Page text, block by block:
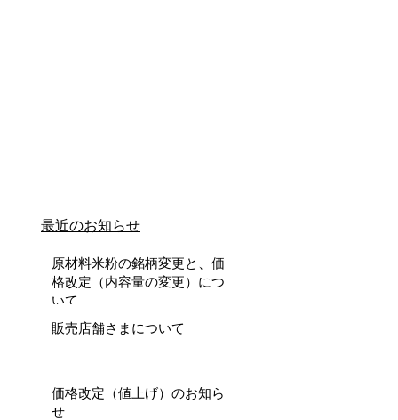
​最近のお知らせ
原材料米粉の銘柄変更と、価
格改定（内容量の変更）につ
いて
販売店舗さまについて
価格改定（値上げ）のお知ら
せ